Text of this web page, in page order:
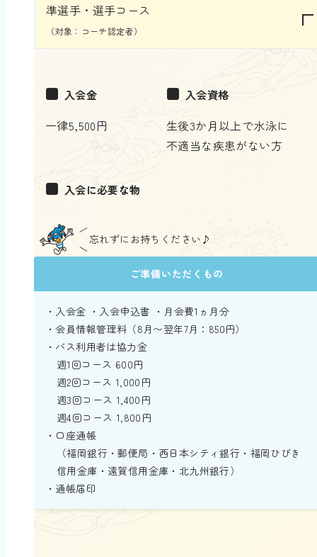
準選手・選手コース
（対象：コーチ認定者）
■ 入会金
一律5,500円
■ 入会資格
生後3か月以上で水泳に
不適当な疾患がない方
■ 入会に必要な物
忘れずにお持ちください♪
ご準備いただくもの
・入会金 ・入会申込書 ・月会費1ヵ月分
・会員情報管理料（8月〜翌年7月：850円）
・バス利用者は協力金
週1回コース 600円
週2回コース 1,000円
週3回コース 1,400円
週4回コース 1,800円
・口座通帳
（福岡銀行・郵便局・西日本シティ銀行・福岡ひびき
信用金庫・遠賀信用金庫・北九州銀行）
・通帳届印